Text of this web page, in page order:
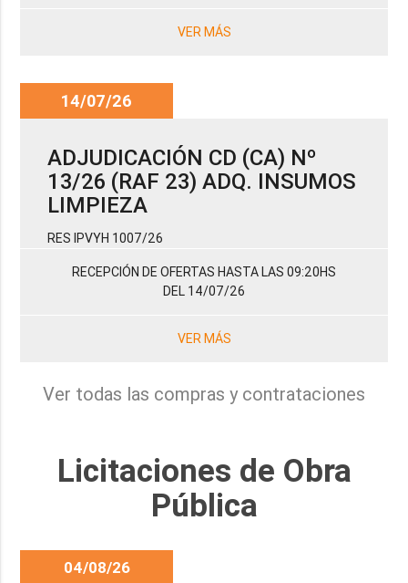
VER MÁS
14/07/26
ADJUDICACIÓN CD (CA) Nº
13/26 (RAF 23) ADQ. INSUMOS
LIMPIEZA
RES IPVYH 1007/26
RECEPCIÓN DE OFERTAS HASTA LAS 09:20HS
DEL 14/07/26
VER MÁS
Ver todas las compras y contrataciones
Licitaciones de Obra
Pública
04/08/26